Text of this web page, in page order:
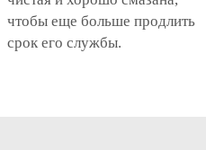
чтобы еще больше продлить
срок его службы.